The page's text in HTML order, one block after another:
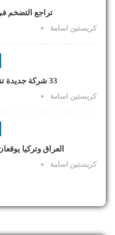
تراجع التضخم
كريستين اسامة
33 شركة جديدة تنضم لقطاع الذهب في السودان
كريستين اسامة
العراق وتركيا
كريستين اسامة